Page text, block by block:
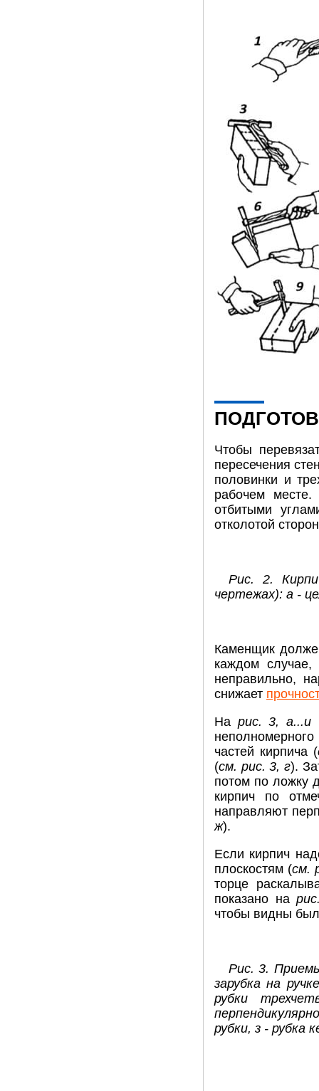
Чтобы
пересечения
половинки и
рабочем месте.
отбитыми
отколотой
Рис. 2.
чертежах): а -
Каменщик
каждом
неправильно,
снижает
На рис. 3, а...и
частей кирпича (
(см. рис. 3, г).
потом по ложку
кирпич по
направляют
ж).
Если кирпич
плоскостям (см.
торце
показано на
чтобы видны
Рис. 3.
зарубка на
рубки
рубки, з - рубка